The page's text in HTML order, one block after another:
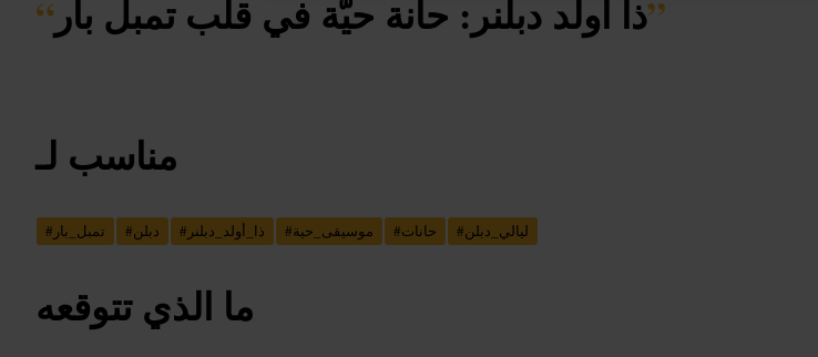
“ذا أولد دبلنر: حانة حيّة في قلب تمبل بار”
مناسب لـ
# تمبل_بار #دبلن # ذا_أولد_دبلنر #موسيقى_حية #حانات #ليالي_دبلن
ما الذي تتوقعه